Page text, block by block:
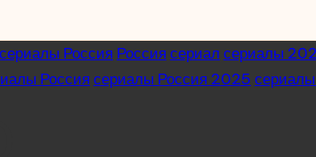
Россия Россия сериал сериалы
Россия сериалы Россия 2025